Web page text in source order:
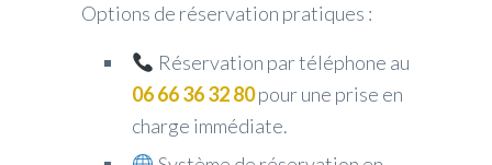
Options de réservation pratiques :
Réservation par téléphone au
06 66 36 32 80pour une prise en
charge immédiate.